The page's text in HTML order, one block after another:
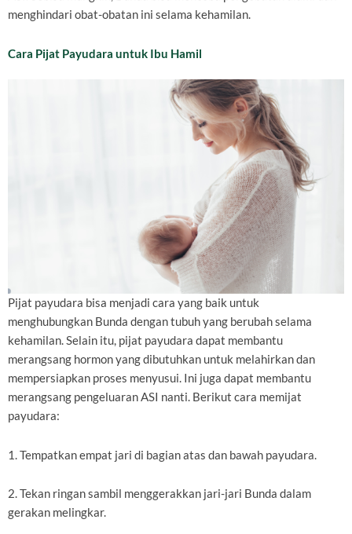
menghindari obat-obatan ini selama kehamilan.
Cara Pijat Payudara untuk Ibu Hamil
Pijat payudara bisa menjadi cara yang baik untuk
menghubungkan Bunda dengan tubuh yang berubah selama
kehamilan. Selain itu, pijat payudara dapat membantu
merangsang hormon yang dibutuhkan untuk melahirkan dan
mempersiapkan proses menyusui. Ini juga dapat membantu
merangsang pengeluaran ASI nanti. Berikut cara memijat
payudara:
1. Tempatkan empat jari di bagian atas dan bawah payudara.
2. Tekan ringan sambil menggerakkan jari-jari Bunda dalam
gerakan melingkar.